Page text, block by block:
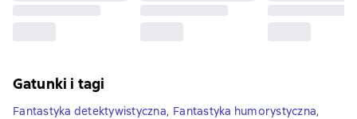
Gatunki i tagi
Fantastyka detektywistyczna, Fantastyka humorystyczna,